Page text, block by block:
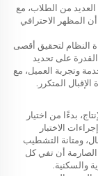
من الطلاب، مع
المظهر الاحترافي
النظام لتحقيق أقصى
على تحديد
وتجربة العميل، مع
الإقبال المتكرر.
بدءًا من اختيار
الاختبار
ومتانة التشطيب
أن تفي كل
والسكنية.